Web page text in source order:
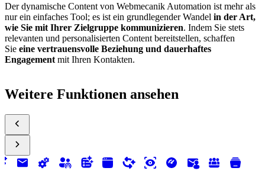
Der dynamische Content von Webmecanik Automation ist mehr als
nur ein einfaches Tool; es ist ein grundlegender Wandel in der Art,
wie Sie mit Ihrer Zielgruppe kommunizieren. Indem Sie stets
relevanten und personalisierten Content bereitstellen, schaffen
Sie eine vertrauensvolle Beziehung und dauerhaftes
Engagement mit Ihren Kontakten.
Weitere Funktionen ansehen